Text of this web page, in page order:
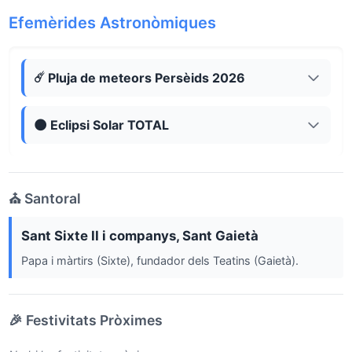
Efemèrides Astronòmiques
☄️ Pluja de meteors Persèids 2026
🌑 Eclipsi Solar TOTAL
⛪ Santoral
Sant Sixte II i companys, Sant Gaietà
Papa i màrtirs (Sixte), fundador dels Teatins (Gaietà).
🎉 Festivitats Pròximes